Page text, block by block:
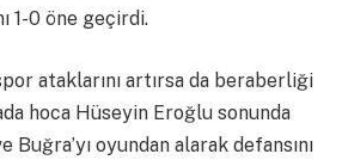
1-0 öne geçirdi.
ataklarını artırsa da beraberliği
hoca Hüseyin Eroğlu sonunda
Buğra’yı oyundan alarak defansını